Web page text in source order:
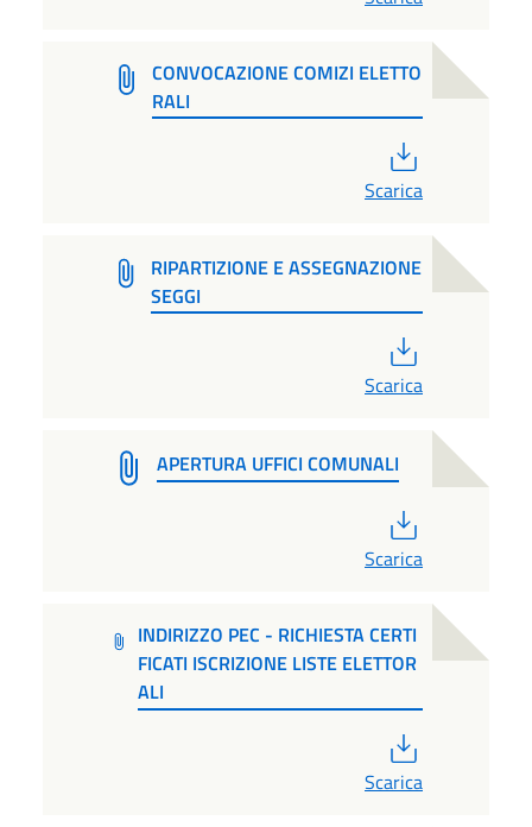
CONVOCAZIONE COMIZI ELETTO
RALI
Scarica
RIPARTIZIONE E ASSEGNAZIONE
SEGGI
Scarica
APERTURA UFFICI COMUNALI
Scarica
INDIRIZZO PEC - RICHIESTA CERTI
FICATI ISCRIZIONE LISTE ELETTOR
ALI
Scarica